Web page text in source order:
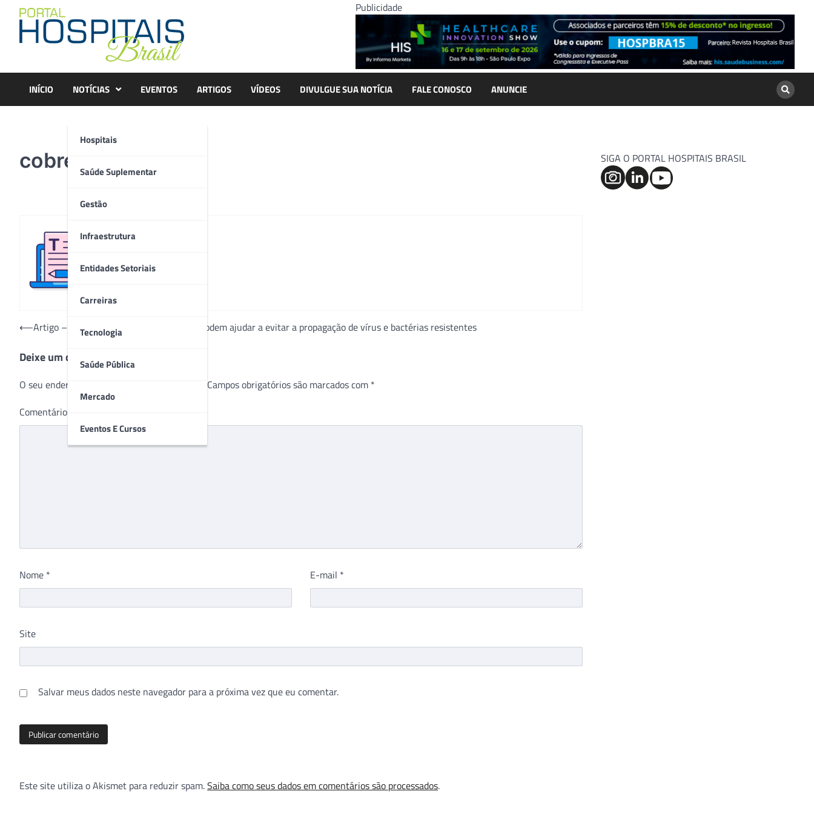
content
Publicidade
INÍCIO NOTÍCIAS
Hospitais
Saúde Suplementar
Gestão
Infraestrutura
Entidades Setoriais
Carreiras
Tecnologia
Saúde Pública
Mercado
Eventos E Cursos
EVENTOS ARTIGOS VÍDEOS DIVULGUE SUA NOTÍCIA FALE CONOSCO ANUNCIE
cobre
Navegação
Post
⟵Artigo – Como as propriedades do Cobre podem ajudar a evitar a propagação de vírus e bactérias resistentes
Deixe um comentário
O seu endereço de e-mail não será publicado. Campos obrigatórios são marcados com *
Comentário
Nome * E-mail *
Site
Salvar meus dados neste navegador para a próxima vez que eu comentar.
Este site utiliza o Akismet para reduzir spam.Saiba como seus dados em comentários são processados.
SIGA O PORTAL HOSPITAIS BRASIL